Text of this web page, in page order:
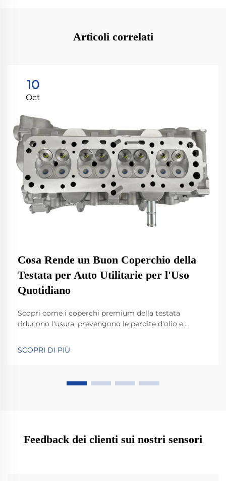
Articoli correlati
10
Oct
Cosa Rende un Buon Coperchio della
Testata per Auto Utilitarie per l'Uso
Quotidiano
Scopri come i coperchi premium della testata
riducono l'usura, prevengono le perdite d'olio e
quotidiano. Informazioni sui materiali, sulla
tecnologia di tenuta e sui benefici pratici. Leggi di più.
SCOPRI DI PIÙ
Feedback dei clienti sui nostri sensori